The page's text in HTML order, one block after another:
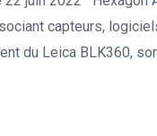
capteurs,
du Leica BLK360,